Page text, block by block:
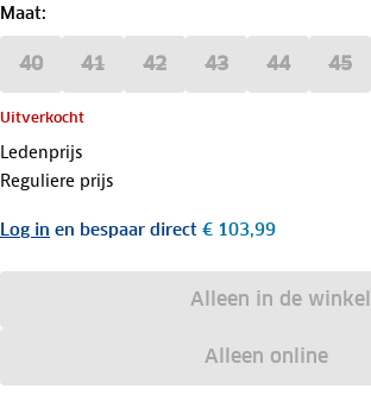
Maat:
40 41 42 43 44 45
Uitverkocht
Ledenprijs
Reguliere prijs
Log in en bespaar direct € 103,99
Alleen in de winkel
Alleen online